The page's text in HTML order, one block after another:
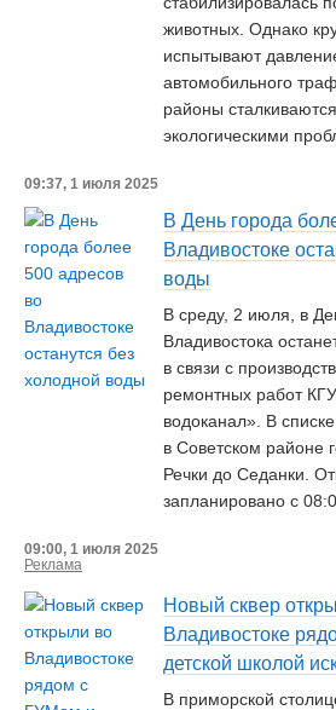
животных. Однако
испытывают
автомобильного
районы
экологическими
09:37, 1 июля 2025
В День города
Владивостоке
воды
В среду, 2 июля, в
Владивостока
в связи с
ремонтных работ
водоканал». В
в Советском районе
Речки до Седанки.
запланировано с
09:00, 1 июля 2025
Реклама
Новый сквер
Владивостоке
детской школой
В приморской